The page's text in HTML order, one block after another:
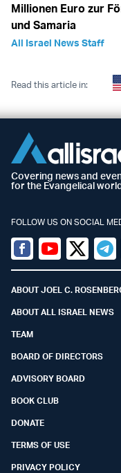
Millionen Euro zur
und Samaria
All Israel News Staff
Read this article in:
Covering news and
for the Evangelical
FOLLOW US ON SOCIAL
Facebook
YoutubeTwitter
ABOUT JOEL C.
ABOUT ALL ISRAEL NEWS
TEAM
BOARD OF DIRECTORS
ADVISORY BOARD
BOOK CLUB
DONATE
TERMS OF USE
PRIVACY POLICY